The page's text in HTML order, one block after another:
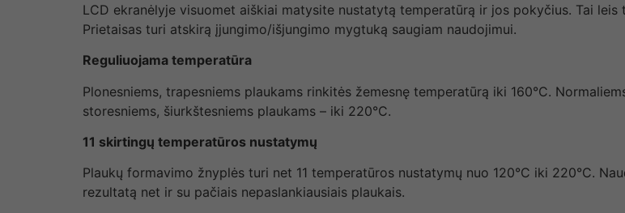
LCD ekranėlyje visuomet aiškiai matysite nustatytą temperatūrą ir jos pokyčius. Tai
Prietaisas turi atskirą įjungimo/išjungimo mygtuką saugiam naudojimui.
Reguliuojama temperatūra
Plonesniems, trapesniems plaukams rinkitės žemesnę temperatūrą iki 160°C.
storesniems, šiurkštesniems plaukams – iki 220°C.
11 skirtingų temperatūros nustatymų
Plaukų formavimo žnyplės turi net 11 temperatūros nustatymų nuo 120°C iki 220°C.
rezultatą net ir su pačiais nepaslankiausiais plaukais.